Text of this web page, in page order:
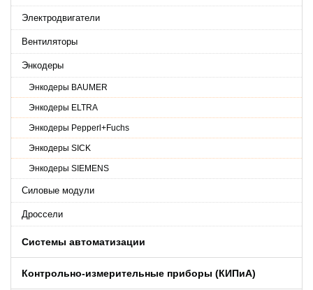
Электродвигатели
Вентиляторы
Энкодеры
Энкодеры BAUMER
Энкодеры ELTRA
Энкодеры Pepperl+Fuchs
Энкодеры SICK
Энкодеры SIEMENS
Силовые модули
Дроссели
Системы автоматизации
Контрольно-измерительные приборы (КИПиA)